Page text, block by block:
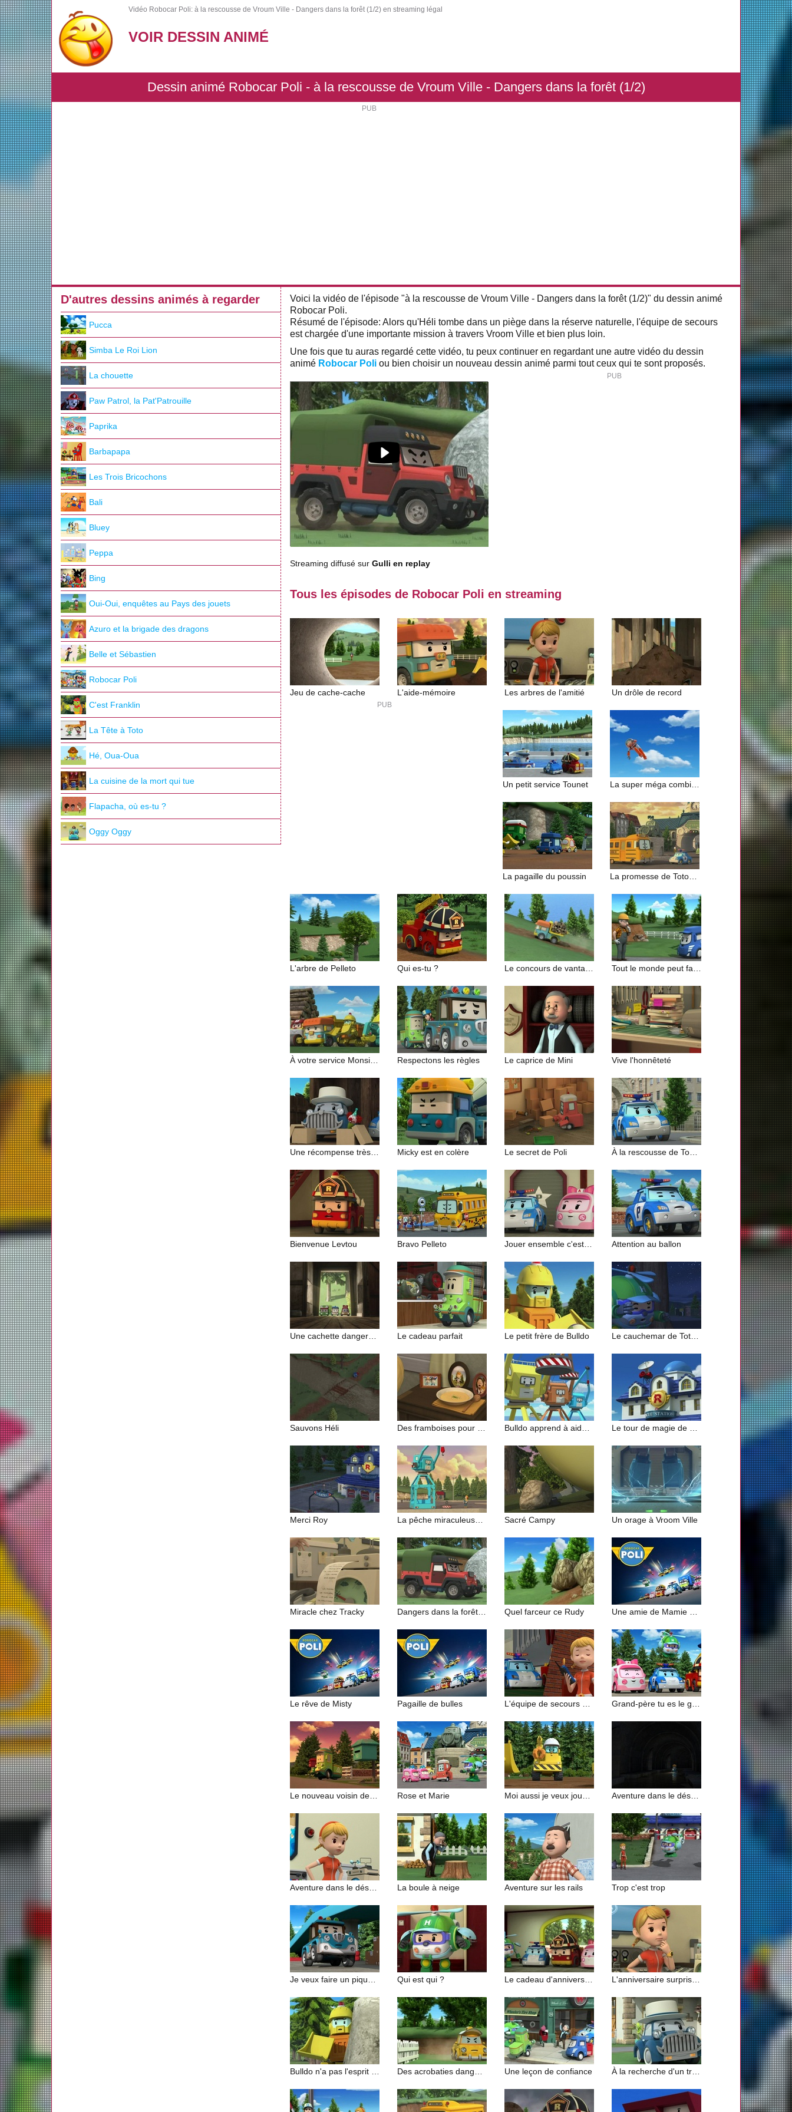
Vidéo Robocar Poli: à la rescousse de Vroum Ville - Dangers dans la forêt (1/2) en streaming légal
VOIR DESSIN ANIMÉ
Dessin animé Robocar Poli - à la rescousse de Vroum Ville - Dangers dans la forêt (1/2)
Voici la vidéo de l'épisode "à la rescousse de Vroum Ville - Dangers dans la forêt (1/2)" du dessin animé
Robocar Poli.
Résumé de l'épisode: Alors qu'Héli tombe dans un piège dans la réserve naturelle, l'équipe de secours
est chargée d'une importante mission à travers Vroom Ville et bien plus loin.
Une fois que tu auras regardé cette vidéo, tu peux continuer en regardant une autre vidéo du dessin
animé Robocar Poli ou bien choisir un nouveau dessin animé parmi tout ceux qui te sont proposés.
Streaming diffusé surGulli en replay
Tous les épisodes de Robocar Poli en streaming
Jeu de cache-cache L'aide-mémoire Les arbres de l'amitié Un drôle de record
Un petit service Tounet
La pagaille du poussin
L'arbre de Pelleto Qui es-tu ?
Respectons les règles Le caprice de Mini Vive l'honnêteté
Micky est en colère Le secret de Poli
Bienvenue Levtou Bravo Pelleto Attention au ballon
Le cadeau parfait Le petit frère de Bulldo
Sauvons Héli
Merci Roy Sacré Campy Un orage à Vroom Ville
Miracle chez Tracky Quel farceur ce Rudy
Le rêve de Misty Pagaille de bulles
Rose et Marie
La boule à neige Aventure sur les rails Trop c'est trop
Qui est qui ?
Une leçon de confiance
D'autres dessins animés à regarder
Pucca
Simba Le Roi Lion
La chouette
Paw Patrol, la Pat'Patrouille
Paprika
Barbapapa
Les Trois Bricochons
Bali
Bluey
Peppa
Bing
Oui-Oui, enquêtes au Pays des jouets
Azuro et la brigade des dragons
Belle et Sébastien
Robocar Poli
C'est Franklin
La Tête à Toto
Hé, Oua-Oua
La cuisine de la mort qui tue
Flapacha, où es-tu ?
Oggy Oggy